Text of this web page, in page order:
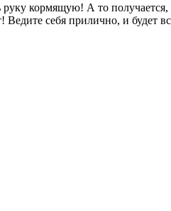
руку кормящую! А то
себя прилично, и будет